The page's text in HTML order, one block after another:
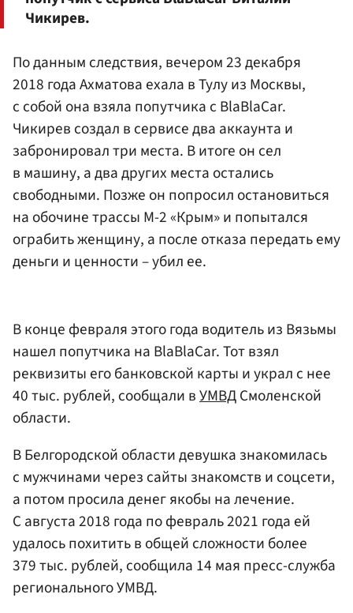
Чикирев.
По данным следствия, вечером 23 декабря
2018 года Ахматова ехала в Тулу из Москвы,
с собой она взяла попутчика с BlaBlaCar.
Чикирев создал в сервисе два аккаунта и
забронировал три места. В итоге он сел
в машину, а два других места остались
свободными. Позже он попросил остановиться
на обочине трассы М-2 «Крым» и попытался
ограбить женщину, а после отказа передать ему
деньги и ценности – убил ее.
В конце февраля этого года водитель из Вязьмы
нашел попутчика на BlaBlaCar. Тот взял
реквизиты его банковской карты и украл с нее
40 тыс. рублей, сообщали вУМВДСмоленской
области.
В Белгородской области девушка знакомилась
с мужчинами через сайты знакомств и соцсети,
а потом просила денег якобы на лечение.
С августа 2018 года по февраль 2021 года ей
удалось похитить в общей сложности более
379 тыс. рублей, сообщила 14 мая пресс-служба
регионального УМВД.